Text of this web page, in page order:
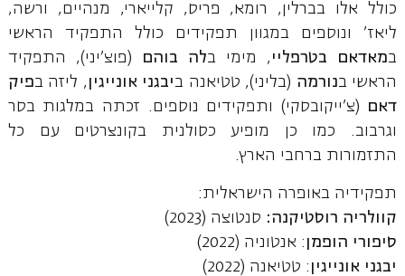
כולל אלו בברלין, רומא, פריס, קלייארי, מנהיים, ורשה,
ליאז' ונוספים במגוון תפקידים כולל התפקיד הראשי
במאדאם בטרפליי , מימי בלה בוהם
(פוצ'יני), התפקיד
הראשי בנורמה (בליני), טטיאנה ביבגני אונייגין , ליזה בפיק
דאם
(צ'ייקובסקי) ותפקידים נוספים. זכתה במלגות בסר
וגרבוב. כמו כן מופיע כסולנית בקונצרטים עם כל
התזמורות ברחבי הארץ.
תפקידיה באופרה הישראלית:
קוולריה רוסטיקנה: סנטוצה (2023)
סיפורי הופמן : אנטוניה (2022)
יבגני אונייגין : טטיאנה (2022)